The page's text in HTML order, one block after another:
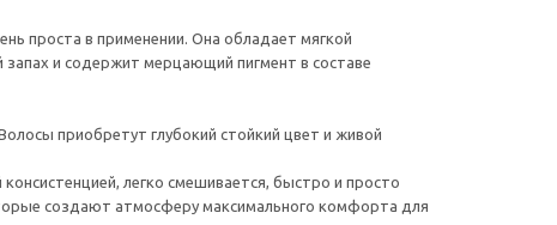
проста в применении. Она обладает мягкой
запах и содержит мерцающий пигмент в составе
приобретут глубокий стойкий цвет и живой
легко смешивается, быстро и просто
создают атмосферу максимального комфорта для